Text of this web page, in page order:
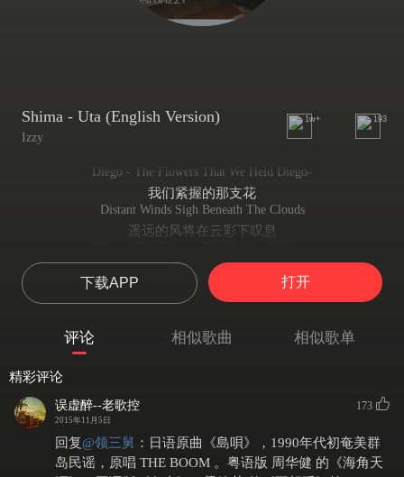
Shima - Uta (English Version)
Izzy
1w+ 193
Diego - The Flowers That We Held Diego-
我们紧握的那支花
Distant Winds Sigh Beneath The Clouds
遥远的风将在云彩下叹息
我们丢失的那支花
Distant Winds Call Upon A Storm
遥远的风呼唤一场风暴
我紧紧拥抱我深切的悲伤
Uuji Where We First Met Uuji
In A Forest Green And Gold
是在一个金色和绿色交汇的森林里
下载APP 打开
评论 相似歌曲 相似歌单
精彩评论
误虚醉--老歌控
2015年11月5日
173
回复@领三舅 ： 日语原曲《島唄》，1990年代初奄美群
岛民谣，原唱 THE BOOM 。粤语版 周华健 的《海角天